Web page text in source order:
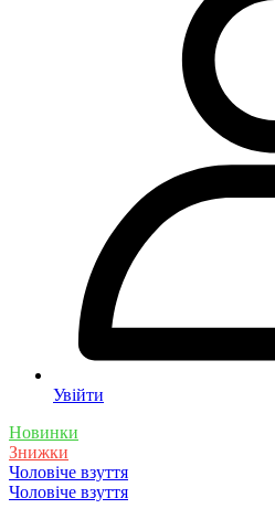
Увійти
Новинки
Знижки
Чоловіче взуття
Чоловіче взуття